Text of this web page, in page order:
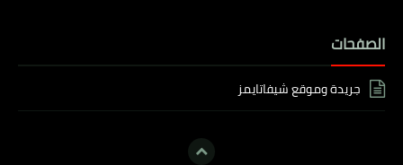
الصفحات
جريدة وموقع شيفاتايمز